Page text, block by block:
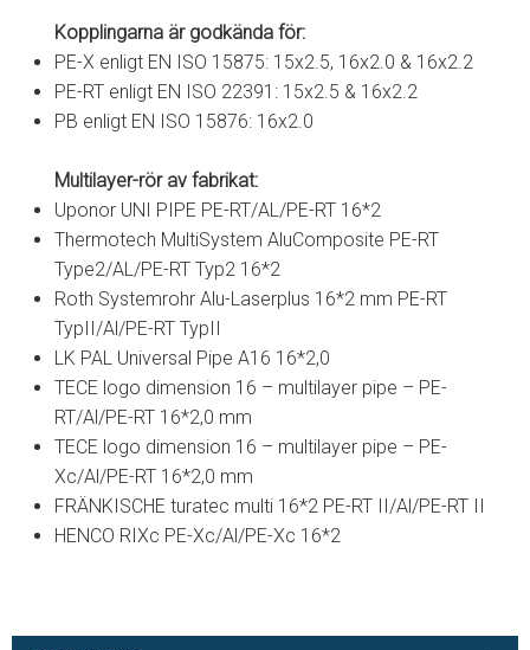
Kopplingarna är godkända för:
PE-X enligt EN ISO 15875: 15x2.5, 16x2.0 & 16x2.2
PE-RT enligt EN ISO 22391: 15x2.5 & 16x2.2
PB enligt EN ISO 15876: 16x2.0
Multilayer-rör av fabrikat:
Uponor UNI PIPE PE-RT/AL/PE-RT 16*2
Thermotech MultiSystem AluComposite PE-RT
Type2/AL/PE-RT Typ2 16*2
Roth Systemrohr Alu-Laserplus 16*2 mm PE-RT
TypII/Al/PE-RT TypII
LK PAL Universal Pipe A16 16*2,0
TECE logo dimension 16 – multilayer pipe – PE-
RT/Al/PE-RT 16*2,0 mm
TECE logo dimension 16 – multilayer pipe – PE-
Xc/Al/PE-RT 16*2,0 mm
FRÄNKISCHE turatec multi 16*2 PE-RT II/Al/PE-RT II
HENCO RIXc PE-Xc/Al/PE-Xc 16*2